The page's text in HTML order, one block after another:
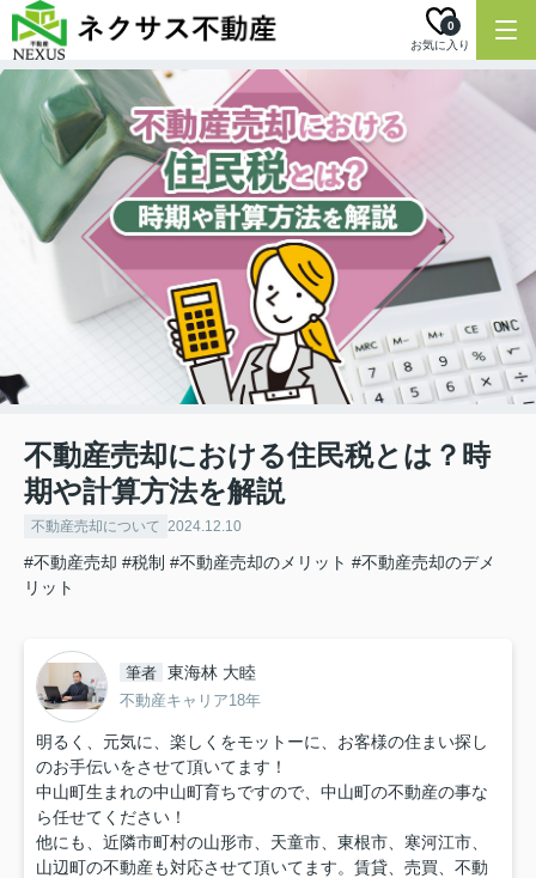
お気に入り
0
不動産売却における住民税とは？時
期や計算方法を解説
不動産売却について 2024.12.10
#不動産売却 #税制 #不動産売却のメリット #不動産売却のデメ
リット
筆者 東海林 大睦
不動産キャリア18年
明るく、元気に、楽しくをモットーに、お客様の住まい探し
のお手伝いをさせて頂いてます！
中山町生まれの中山町育ちですので、中山町の不動産の事な
ら任せてください！
他にも、近隣市町村の山形市、天童市、東根市、寒河江市、
山辺町の不動産も対応させて頂いてます。賃貸、売買、不動